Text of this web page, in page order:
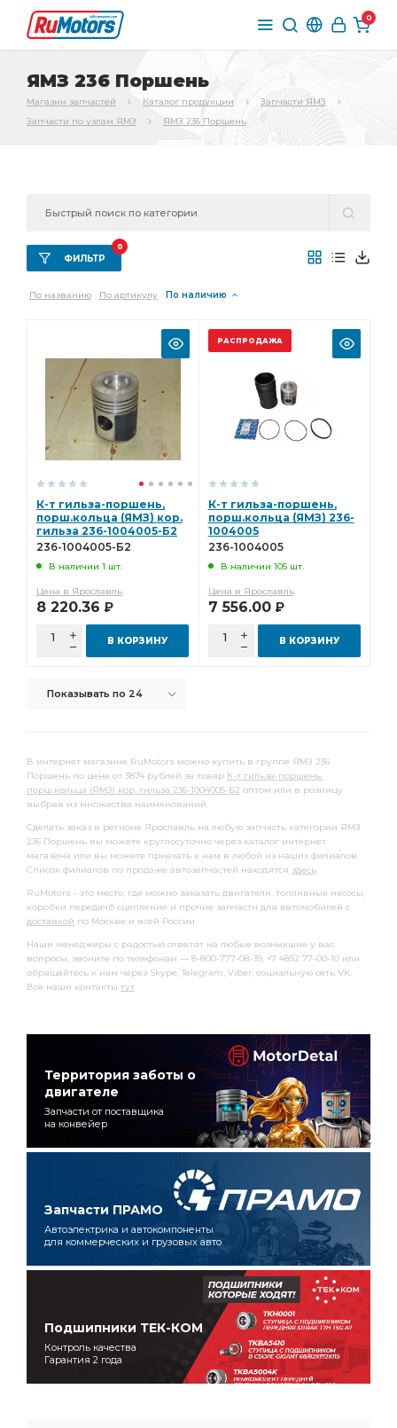
0
ЯМЗ 236 Поршень
Магазин запчастей Каталог продукции
Запчасти ЯМЗ
Запчасти по узлам ЯМЗ
ЯМЗ 236 Поршень
ФИЛЬТР
0
По названию По артикулу По наличию
К-т гильза-поршень,
порш.кольца (ЯМЗ) кор.
гильза 236-1004005-Б2
236-1004005-Б2
В наличии 1 шт.
Цена в Ярославль
8 220.36 Р
В КОРЗИНУ
РАСПРОДАЖА
К-т гильза-поршень,
порш.кольца (ЯМЗ) 236-
1004005
236-1004005
В наличии 105 шт.
Цена в Ярославль
7 556.00 Р
В КОРЗИНУ
Показывать по 24
В интернет магазине RuMotors можно купить в группе ЯМЗ 236
Поршень по цене от 3874 рублей за товар К-т гильза-поршень,
порш.кольца (ЯМЗ) кор. гильза 236-1004005-Б2 оптом или в розницу
выбрав из множества наименований.
Сделать заказ в регионе Ярославль на любую запчасть категории ЯМЗ
236 Поршень вы можете круглосуточно через каталог интернет
магазина или вы можете приехать к нам в любой из наших филиалов.
Список филиалов по продаже автозапчастей находятся здесь.
RuMotors - это место, где можно заказать двигатели, топливные насосы,
коробки передачб сцепление и прочие запчасти для автомобилей с
доставкой по Москве и всей России.
Наши менеджеры с радостью ответят на любые возникшие у вас
вопросы, звоните по телефонам — 8-800-777-08-39, +7 4852 77-00-10 или
обращайтесь к нам через Skype, Telegram, Viber, социальную сеть VK.
Все наши контакты тут.
Территория заботы о
двигателе
Запчасти от поставщика
на конвейер
Запчасти ПРАМО
Автоэлектрика и автокомпоненты
для коммерческих и грузовых авто
Подшипники ТЕК-КОМ
Контроль качества
Гарантия 2 года